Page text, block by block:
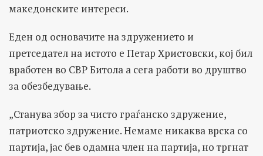
македонските интереси.
Еден од основачите на здружението и
претседател на истото е Петар Христовски, кој бил
вработен во СВР Битола а сега работи во друштво
за обезбедување.
„Станува збор за чисто граѓанско здружение,
патриотско здружение. Немаме никаква врска со
партија, јас бев одамна член на партија, но тргнат